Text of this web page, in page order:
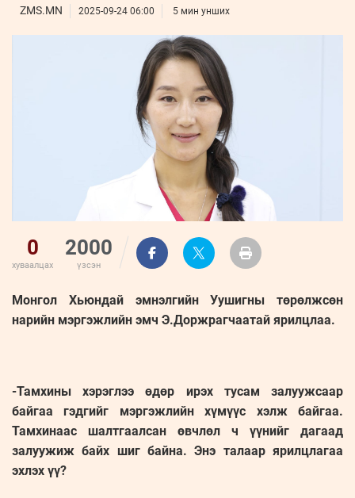
Нэвтрэх
Бизнес
Leaderships
ФОТО
УРЛАГ
ТӨВ
ZUUNII
ZMS.MN 2025-09-24 06:00 5 мин унших
0
хуваалцах
2000
үзсэн
Монгол Хьюндай эмнэлгийн Уушигны төрөлжсөн
нарийн мэргэжлийн эмч Э.Доржрагчаатай ярилцлаа.
-Тамхины хэрэглээ өдөр ирэх тусам залуужсаар
байгаа гэдгийг мэргэжлийн хүмүүс хэлж байгаа.
Тамхинаас шалтгаалсан өвчлөл ч үүнийг дагаад
залуужиж байх шиг байна. Энэ талаар ярилцлагаа
эхлэх үү?